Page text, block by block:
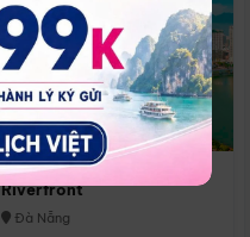
Melia Vinpearl Danang
Riverfront
Đà Nẵng